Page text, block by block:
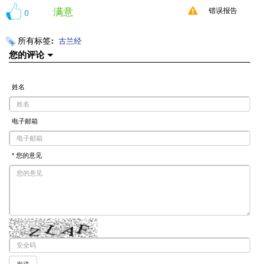
0 满意 错误报告
所有标签: 古兰经
您的评论
姓名
电子邮箱
* 您的意见